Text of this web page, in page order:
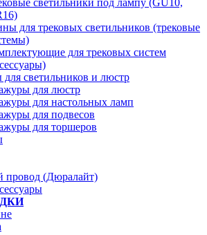
светильники под лампу (GU10,
для трековых светильников (трековые
для трековых систем
светильников и люстр
для люстр
для настольных ламп
для подвесов
для торшеров
провод (Дюралайт)